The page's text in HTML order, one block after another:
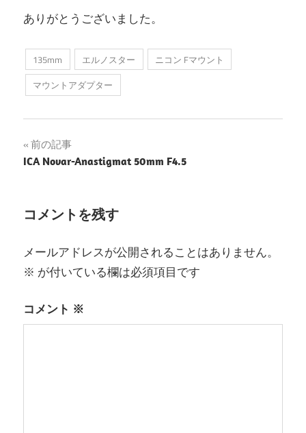
ありがとうございました。
135mm エルノスター
ニコン Fマウント
マウントアダプター
投
稿
ビ
ゲ
ー
シ
前の記事
ICA Novar-Anastigmat 50mm F4.5
コメントを残す
メールアドレスが公開されることはありません。
※ が付いている欄は必須項目です
コメント ※